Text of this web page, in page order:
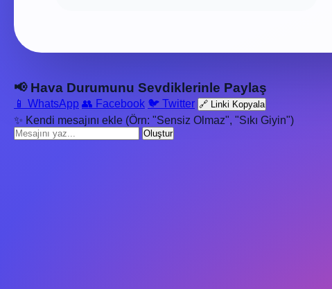
📢 Hava Durumunu Sevdiklerinle Paylaş
📱 WhatsApp 👥 Facebook 🐦 Twitter 🔗 Linki Kopyala
✨ Kendi mesajını ekle (Örn: "Sensiz Olmaz", "Sıkı Giyin")
Oluştur